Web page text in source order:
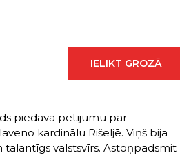
IELIKT GROZĀ
piedāvā pētījumu par
kardinālu Rišeljē. Viņš bija
valstsvīrs. Astoņpadsmit